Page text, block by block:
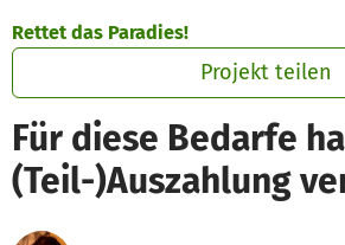
Rettet das Paradies!
Projekt teilen
Für diese Bedarfe
(Teil-)Auszahlung